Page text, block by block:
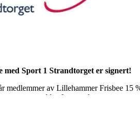
den25. feb 2026